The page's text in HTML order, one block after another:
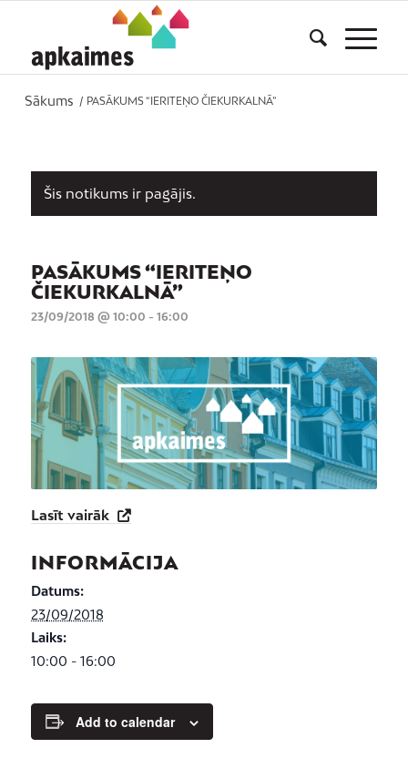
Sākums / PASĀKUMS “IERITEŅO ČIEKURKALNĀ”
Šis notikums ir pagājis.
PASĀKUMS “IERITEŅO
ČIEKURKALNĀ”
23/09/2018 @ 10:00 - 16:00
Lasīt vairāk
INFORMĀCIJA
Datums:
23/09/2018
Laiks:
10:00 - 16:00
Add to calendar